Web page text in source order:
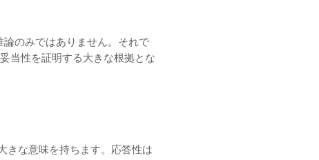
のみではありません。それで
当性を証明する大きな根拠とな
きな意味を持ちます。応答性は